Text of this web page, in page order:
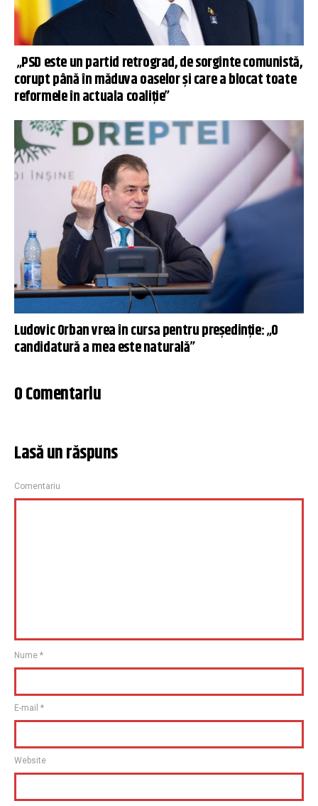
„PSD este un partid retrograd, de sorginte comunistă,
corupt până în măduva oaselor și care a blocat toate
reformele în actuala coaliție”
Ludovic Orban vrea în cursa pentru președinție: „O
candidatură a mea este naturală”
0 Comentariu
Lasă un răspuns
Comentariu
Nume *
E-mail *
Website